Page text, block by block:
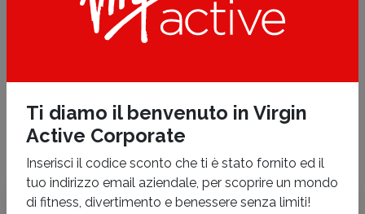
Ti diamo il benvenuto in Virgin
Active Corporate
Inserisci il codice sconto che ti è stato fornito ed il
tuo indirizzo email aziendale, per scoprire un mondo
di fitness, divertimento e benessere senza limiti!
HOME CLUB
Virgin Active